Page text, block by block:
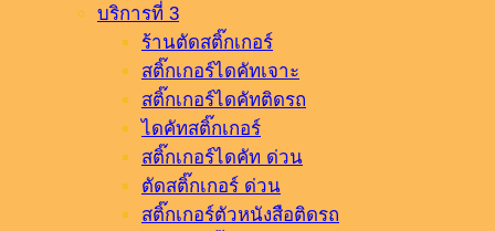
บริการที่ 3
ร้านตัดสติ๊กเกอร์
สติ๊กเกอร์ไดคัทเจาะ
สติ๊กเกอร์ไดคัทติดรถ
ไดคัทสติ๊กเกอร์
สติ๊กเกอร์ไดคัท ด่วน
ตัดสติ๊กเกอร์ ด่วน
สติ๊กเกอร์ตัวหนังสือติดรถ